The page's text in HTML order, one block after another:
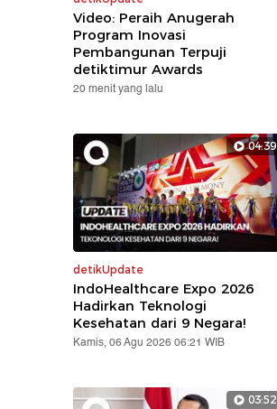
Video: Peraih Anugerah
Program Inovasi
Pembangunan Terpuji
detiktimur Awards
20 menit yang lalu
04:39
detikUpdate
IndoHealthcare Expo 2026
Hadirkan Teknologi
Kesehatan dari 9 Negara!
Kamis, 06 Agu 2026 06:21 WIB
03:52